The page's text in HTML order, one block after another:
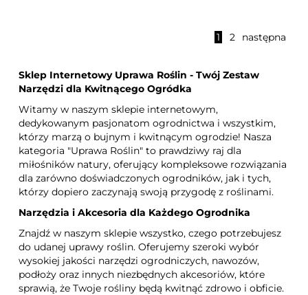
Wapno nawozowe Florovit
10 kg
1 2 następna
Sklep Internetowy Uprawa Roślin - Twój Zestaw
Narzędzi dla Kwitnącego Ogródka
Witamy w naszym sklepie internetowym,
dedykowanym pasjonatom ogrodnictwa i wszystkim,
którzy marzą o bujnym i kwitnącym ogrodzie! Nasza
kategoria "Uprawa Roślin" to prawdziwy raj dla
miłośników natury, oferujący kompleksowe rozwiązania
dla zarówno doświadczonych ogrodników, jak i tych,
którzy dopiero zaczynają swoją przygodę z roślinami.
Narzędzia i Akcesoria dla Każdego Ogrodnika
Znajdź w naszym sklepie wszystko, czego potrzebujesz
do udanej uprawy roślin. Oferujemy szeroki wybór
wysokiej jakości narzędzi ogrodniczych, nawozów,
podłoży oraz innych niezbędnych akcesoriów, które
sprawią, że Twoje rośliny będą kwitnąć zdrowo i obficie.